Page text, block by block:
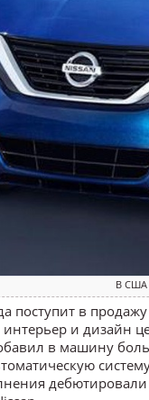
В США
поступит в
и дизайн
в машину